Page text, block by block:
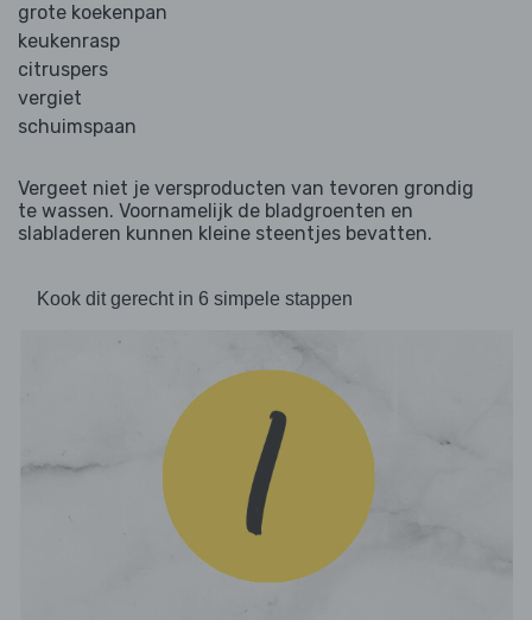
grote koekenpan
keukenrasp
citruspers
vergiet
schuimspaan
Vergeet niet je versproducten van tevoren grondig
te wassen. Voornamelijk de bladgroenten en
slabladeren kunnen kleine steentjes bevatten.
Kook dit gerecht in 6 simpele stappen